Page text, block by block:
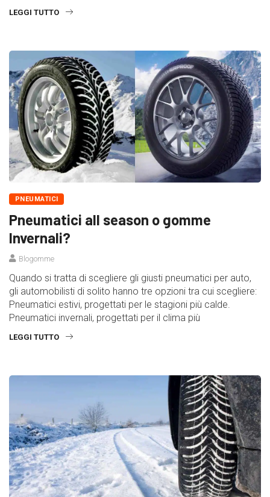
LEGGI TUTTO
PNEUMATICI
Pneumatici all season o gomme
Invernali?
Blogomme
Quando si tratta di scegliere gli giusti pneumatici per auto,
gli automobilisti di solito hanno tre opzioni tra cui scegliere:
Pneumatici estivi, progettati per le stagioni più calde.
Pneumatici invernali, progettati per il clima più
LEGGI TUTTO